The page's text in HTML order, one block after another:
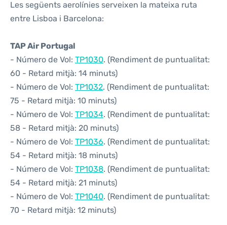
Les següents aerolínies serveixen la mateixa ruta
entre Lisboa i Barcelona:
TAP Air Portugal
- Número de Vol: TP1030. (Rendiment de puntualitat:
60 - Retard mitjà: 14 minuts)
- Número de Vol: TP1032. (Rendiment de puntualitat:
75 - Retard mitjà: 10 minuts)
- Número de Vol: TP1034. (Rendiment de puntualitat:
58 - Retard mitjà: 20 minuts)
- Número de Vol: TP1036. (Rendiment de puntualitat:
54 - Retard mitjà: 18 minuts)
- Número de Vol: TP1038. (Rendiment de puntualitat:
54 - Retard mitjà: 21 minuts)
- Número de Vol: TP1040. (Rendiment de puntualitat:
70 - Retard mitjà: 12 minuts)